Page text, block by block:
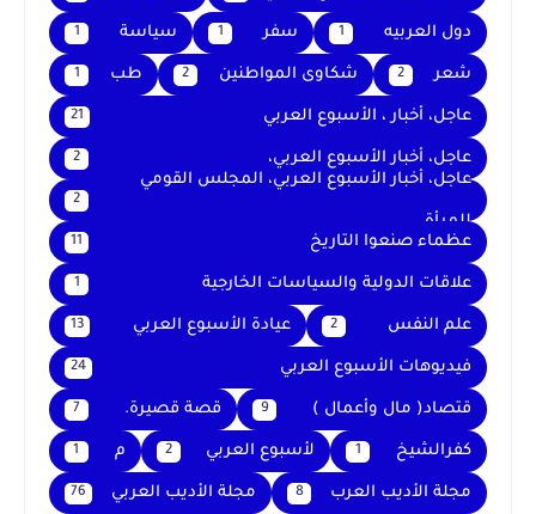
دول العربيه 1 سفر 1 سياسة 1
شعر 2 شكاوى المواطنين 2 طب 1
عاجل، أخبار ، الأسبوع العربي 21
عاجل، أخبار الأسبوع العربي، 2
عاجل، أخبار الأسبوع العربي، المجلس القومي
للمرأة
2
عظماء صنعوا التاريخ 11
علاقات الدولية والسياسات الخارجية 1
علم النفس 2 عيادة الأسبوع العربي 13
فيديوهات الأسبوع العربي 24
قتصاد( مال وأعمال ) 9 قصة قصيرة. 7
كفرالشيخ 1 لأسبوع العربي 2 م 1
مجلة الأديب العرب 8 مجلة الأديب العربي 76